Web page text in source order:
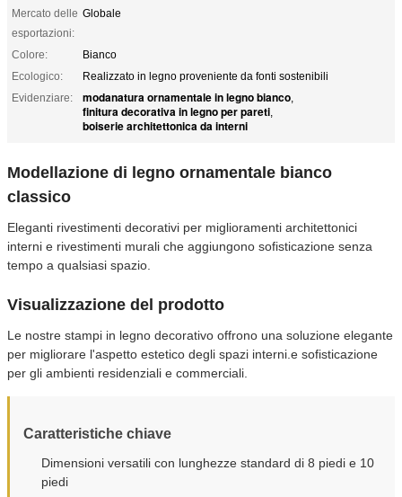
Mercato delle
esportazioni:
Globale
Colore:
Bianco
Ecologico:
Realizzato in legno proveniente da fonti sostenibili
Evidenziare:
modanatura ornamentale in legno bianco,
finitura decorativa in legno per pareti,
boiserie architettonica da interni
Modellazione di legno ornamentale bianco
classico
Eleganti rivestimenti decorativi per miglioramenti architettonici
interni e rivestimenti murali che aggiungono sofisticazione senza
tempo a qualsiasi spazio.
Visualizzazione del prodotto
Le nostre stampi in legno decorativo offrono una soluzione elegante
per migliorare l'aspetto estetico degli spazi interni.e sofisticazione
per gli ambienti residenziali e commerciali.
Caratteristiche chiave
Dimensioni versatili con lunghezze standard di 8 piedi e 10
piedi